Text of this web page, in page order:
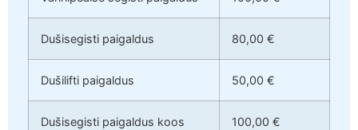
Dušisegisti paigaldus 80,00 €
Dušilifti paigaldus 50,00 €
Dušisegisti paigaldus koos
100,00 €